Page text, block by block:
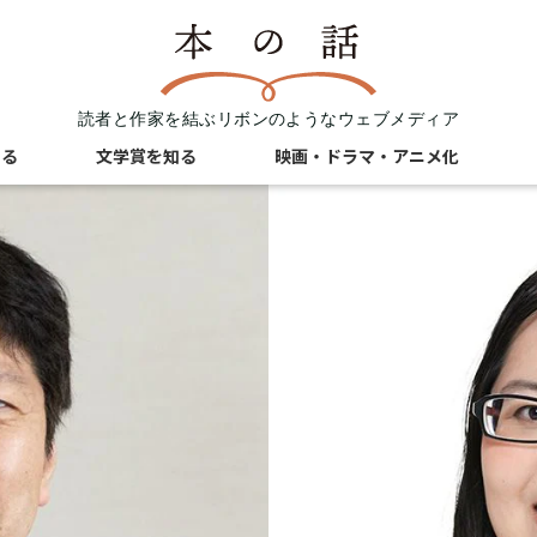
読者と作家を結ぶリボンのようなウェブメディア
文学賞を知る 映画・ドラマ・アニメ化